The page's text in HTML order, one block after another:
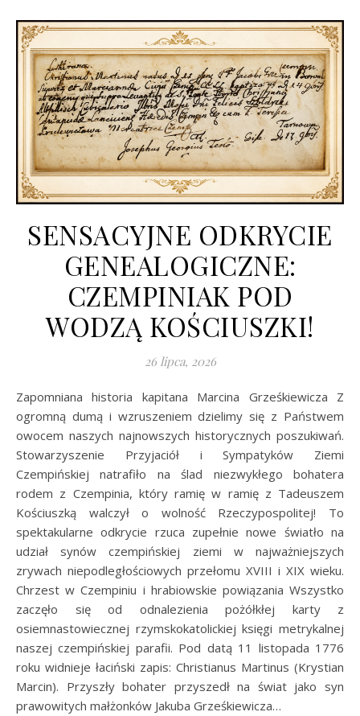
SENSACYJNE ODKRYCIE
GENEALOGICZNE:
CZEMPINIAK POD
WODZĄ KOŚCIUSZKI!
26 lipca, 2026
Zapomniana historia kapitana Marcina Grześkiewicza Z
ogromną dumą i wzruszeniem dzielimy się z Państwem
owocem naszych najnowszych historycznych poszukiwań.
Stowarzyszenie Przyjaciół i Sympatyków Ziemi
Czempińskiej natrafiło na ślad niezwykłego bohatera
rodem z Czempinia, który ramię w ramię z Tadeuszem
Kościuszką walczył o wolność Rzeczypospolitej! To
spektakularne odkrycie rzuca zupełnie nowe światło na
udział synów czempińskiej ziemi w najważniejszych
zrywach niepodległościowych przełomu XVIII i XIX wieku.
Chrzest w Czempiniu i hrabiowskie powiązania Wszystko
zaczęło się od odnalezienia pożółkłej karty z
osiemnastowiecznej rzymskokatolickiej księgi metrykalnej
naszej czempińskiej parafii. Pod datą 11 listopada 1776
roku widnieje łaciński zapis: Christianus Martinus (Krystian
Marcin). Przyszły bohater przyszedł na świat jako syn
prawowitych małżonków Jakuba Grześkiewicza…